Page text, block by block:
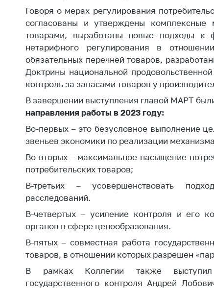
Говоря о мерах регулирования
согласованы и утверждены
товарами, выработаны новые подходы к
нетарифного регулирования в
обязательных перечней товаров,
Доктрины национальной
контроль за запасами товаров у
В завершении выступления главой МАРТ
направления работы в 2023 году:
Во-первых – это безусловное выполнение
звеньев экономики по реализации
Во-вторых – максимальное насыщение
потребительских товаров;
В-третьих – усовершенствовать
расследований.
В-четвертых – усиление контроля и его
органов в сфере ценообразования.
В-пятых – совместная работа
товаров, в отношении которых разрешен
В рамках Коллегии также выступил
государственного контроля Андрей